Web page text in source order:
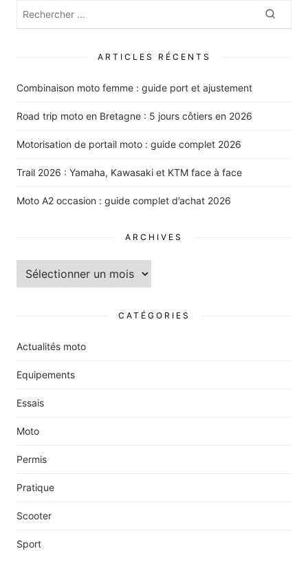
Rechercher
ARTICLES RÉCENTS
Combinaison moto femme : guide port et ajustement
Road trip moto en Bretagne : 5 jours côtiers en 2026
Motorisation de portail moto : guide complet 2026
Trail 2026 : Yamaha, Kawasaki et KTM face à face
Moto A2 occasion : guide complet d’achat 2026
ARCHIVES
Archives
CATÉGORIES
Actualités moto
Equipements
Essais
Moto
Permis
Pratique
Scooter
Sport